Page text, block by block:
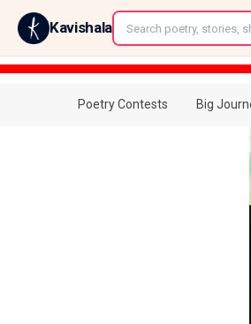
Kavishala
Poetry Contests Big